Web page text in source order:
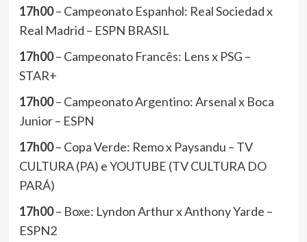
17h00– Campeonato Espanhol: Real Sociedad x
Real Madrid – ESPN BRASIL
17h00– Campeonato Francês: Lens x PSG –
STAR+
17h00– Campeonato Argentino: Arsenal x Boca
Junior – ESPN
17h00– Copa Verde: Remo x Paysandu – TV
CULTURA (PA) e YOUTUBE (TV CULTURA DO
PARÁ)
17h00– Boxe: Lyndon Arthur x Anthony Yarde –
ESPN2